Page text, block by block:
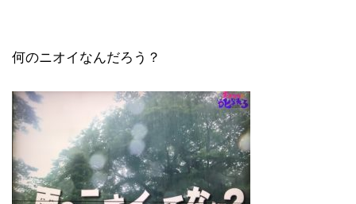
何のニオイなんだろう？